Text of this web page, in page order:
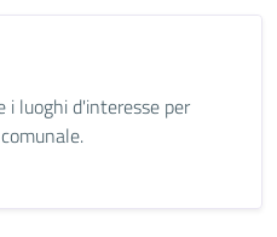
i luoghi d'interesse per